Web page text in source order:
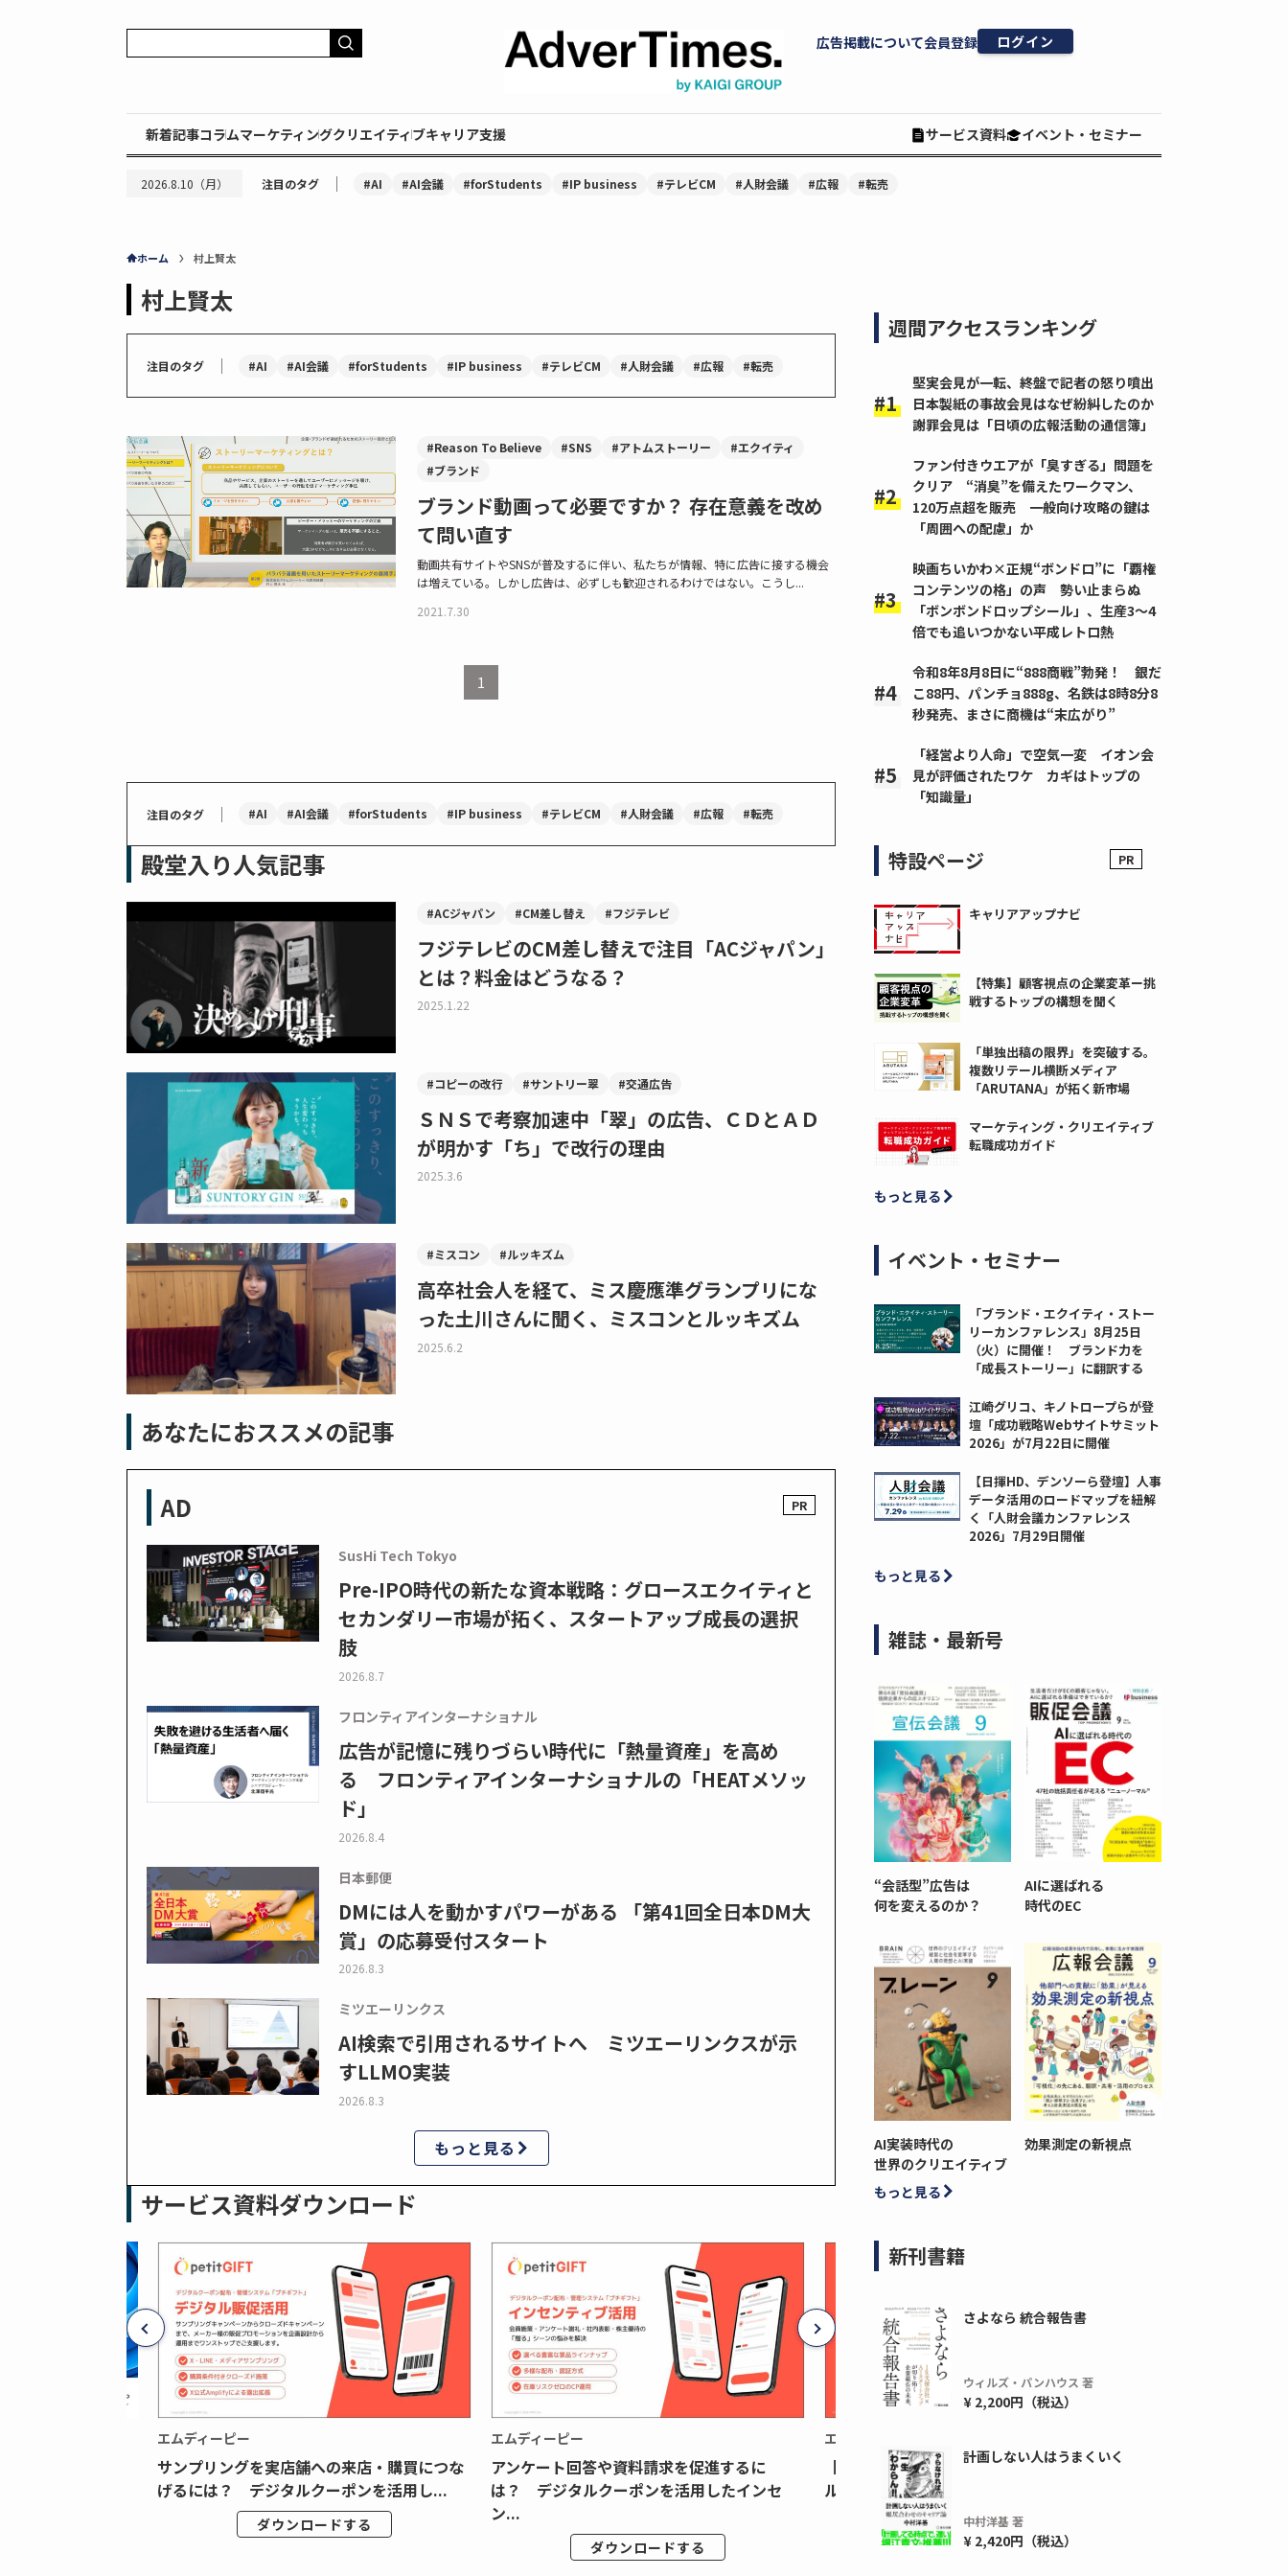
広告掲載について会員登録 ログイン
新着記事コラムマーケティングクリエイティブキャリア支援 サービス資料 イベント・セミナー
2026.8.10（月） 注目のタグ ｜ #AI #AI会議 #forStudents #IP business #テレビCM #人財会議 #広報 #転売
ホーム 村上賢太
村上賢太
注目のタグ ｜ #AI #AI会議 #forStudents #IP business #テレビCM #人財会議 #広報 #転売
#Reason To Believe #SNS #アトムストーリー
#エクイティ
#ブランド
ブランド動画って必要ですか？ 存在意義を改め
て問い直す
動画共有サイトやSNSが普及するに伴い、私たちが情報、特に広告に接する機会
は増えている。しかし広告は、必ずしも歓迎されるわけではない。こうし...
2021.7.30
1
注目のタグ ｜ #AI #AI会議 #forStudents #IP business #テレビCM #人財会議 #広報 #転売
殿堂入り人気記事
#ACジャパン #CM差し替え #フジテレビ
フジテレビのCM差し替えで注目「ACジャパン」
とは？料金はどうなる？
2025.1.22
#コピーの改行 #サントリー翠 #交通広告
ＳＮＳで考察加速中「翠」の広告、ＣＤとＡＤ
が明かす「ち」で改行の理由
2025.3.6
#ミスコン #ルッキズム
高卒社会人を経て、ミス慶應準グランプリにな
った土川さんに聞く、ミスコンとルッキズム
2025.6.2
あなたにおススメの記事
AD
SusHi Tech Tokyo
Pre-IPO時代の新たな資本戦略：グロースエクイティと
セカンダリー市場が拓く、スタートアップ成長の選択
肢
2026.8.7
フロンティアインターナショナル
広告が記憶に残りづらい時代に「熱量資産」を高め
る フロンティアインターナショナルの「HEATメソッ
ド」
2026.8.4
日本郵便
DMには人を動かすパワーがある 「第41回全日本DM大
賞」の応募受付スタート
2026.8.3
ミツエーリンクス
AI検索で引用されるサイトへ ミツエーリンクスが示
すLLMO実装
2026.8.3
もっと見る
サービス資料ダウンロード
エムディーピー
サンプリングを実店舗への来店・購買につな
げるには？ デジタルクーポンを活用し...
ダウンロードする
エムディーピー
アンケート回答や資料請求を促進するに
は？ デジタルクーポンを活用したインセ
ン...
ダウンロードする
エムディーピー
【月間1,000万本以上の配布実績！】デジタ
ルクーポンを活用した販促キャンペーンを...
ダウンロードする
週間アクセスランキング
堅実会見が一転、終盤で記者の怒り噴出
日本製紙の事故会見はなぜ紛糾したのか
謝罪会見は「日頃の広報活動の通信簿」
ファン付きウエアが「臭すぎる」問題を
クリア “消臭”を備えたワークマン、
120万点超を販売 一般向け攻略の鍵は
「周囲への配慮」か
映画ちいかわ×正規“ボンドロ”に「覇権
コンテンツの格」の声 勢い止まらぬ
「ボンボンドロップシール」、生産3～4
倍でも追いつかない平成レトロ熱
令和8年8月8日に“888商戦”勃発！ 銀だ
こ88円、パンチョ888g、名鉄は8時8分8
秒発売、まさに商機は“末広がり”
「経営より人命」で空気一変 イオン会
見が評価されたワケ カギはトップの
「知識量」
特設ページ
キャリアアップナビ
【特集】顧客視点の企業変革ー挑
戦するトップの構想を聞く
「単独出稿の限界」を突破する。
複数リテール横断メディア
「ARUTANA」が拓く新市場
マーケティング・クリエイティブ
転職成功ガイド
もっと見る
イベント・セミナー
「ブランド・エクイティ・ストー
リーカンファレンス」8月25日
（火）に開催！ ブランド力を
「成長ストーリー」に翻訳する
江崎グリコ、キノトロープらが登
壇「成功戦略Webサイトサミット
2026」が7月22日に開催
【日揮HD、デンソーら登壇】人事
データ活用のロードマップを紐解
く「人財会議カンファレンス
2026」7月29日開催
もっと見る
雑誌・最新号
“会話型”広告は
何を変えるのか？
AIに選ばれる
時代のEC
AI実装時代の
世界のクリエイティブ
効果測定の新視点
もっと見る
新刊書籍
さよなら 統合報告書
ウィルズ・パンハウス 著
¥ 2,200円（税込）
計画しない人はうまくいく
中村洋基 著
¥ 2,420円（税込）